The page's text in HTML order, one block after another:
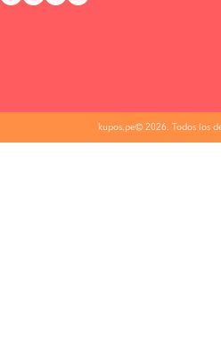
kupos.pe© 2026. Todos los